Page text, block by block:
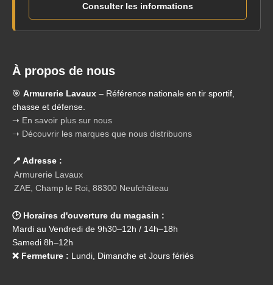
Consulter les informations
À propos de nous
🎯 Armurerie Lavaux – Référence nationale en tir sportif,
chasse et défense.
➝ En savoir plus sur nous
➝ Découvrir les marques que nous distribuons
📍 Adresse :
Armurerie Lavaux
ZAE, Champ le Roi, 88300 Neufchâteau
🕑 Horaires d'ouverture du magasin :
Mardi au Vendredi de 9h30–12h / 14h–18h
Samedi 8h–12h
❌ Fermeture : Lundi, Dimanche et Jours fériés